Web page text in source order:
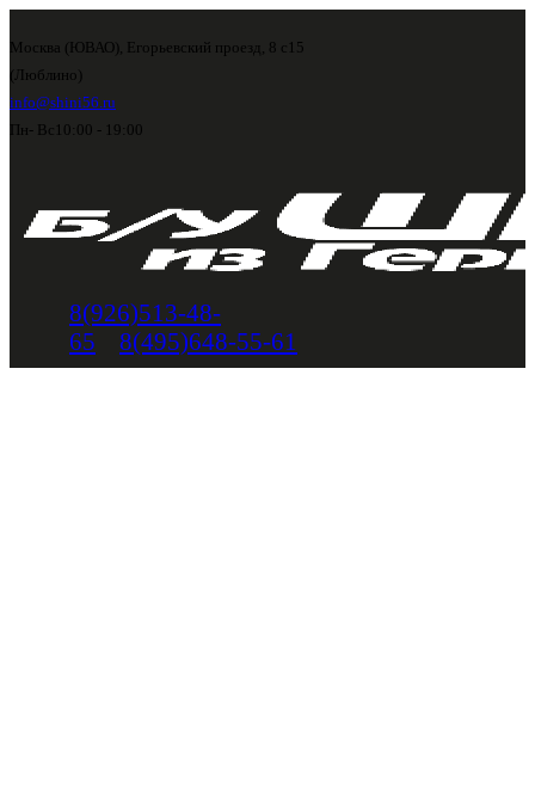
Москва (ЮВАО), Егорьевский проезд, 8 с15
(Люблино)
info@shini56.ru
Пн- Вс 10:00 - 19:00
8(926)513-48-
65
8(495)648-55-61